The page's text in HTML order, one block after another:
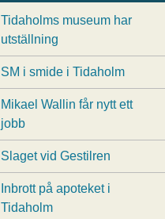
Tidaholms museum har
utställning
SM i smide i Tidaholm
Mikael Wallin får nytt ett
jobb
Slaget vid Gestilren
Inbrott på apoteket i
Tidaholm